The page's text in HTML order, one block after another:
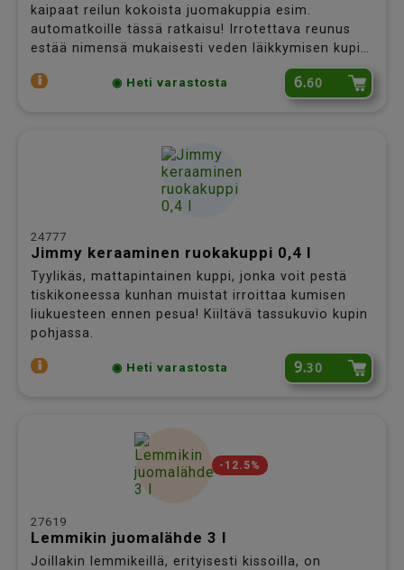
kaipaat reilun kokoista juomakuppia esim.
automatkoille tässä ratkaisu! Irrotettava reunus
estää nimensä mukaisesti veden läikkymisen kupin
reunan yli ja helpottaa myös kupin puhdistamista.
◉ Heti varastosta 6.60
24777
Jimmy keraaminen ruokakuppi 0,4 l
Tyylikäs, mattapintainen kuppi, jonka voit pestä
tiskikoneessa kunhan muistat irroittaa kumisen
liukuesteen ennen pesua! Kiiltävä tassukuvio kupin
pohjassa.
◉ Heti varastosta 9.30
-12.5%
27619
Lemmikin juomalähde 3 l
Joillakin lemmikeillä, erityisesti kissoilla, on